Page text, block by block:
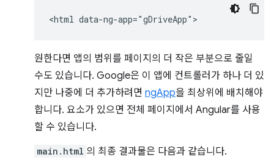
원한다면 앱의 범위를 페이지의 더 작은 부분으로 줄일
수도 있습니다. Google은 이 앱에 컨트롤러가 하나 더 있
지만 나중에 더 추가하려면 ngApp을 최상위에 배치해야
합니다. 요소가 있으면 전체 페이지에서 Angular를 사용
할 수 있습니다.
main.html 의 최종 결과물은 다음과 같습니다.